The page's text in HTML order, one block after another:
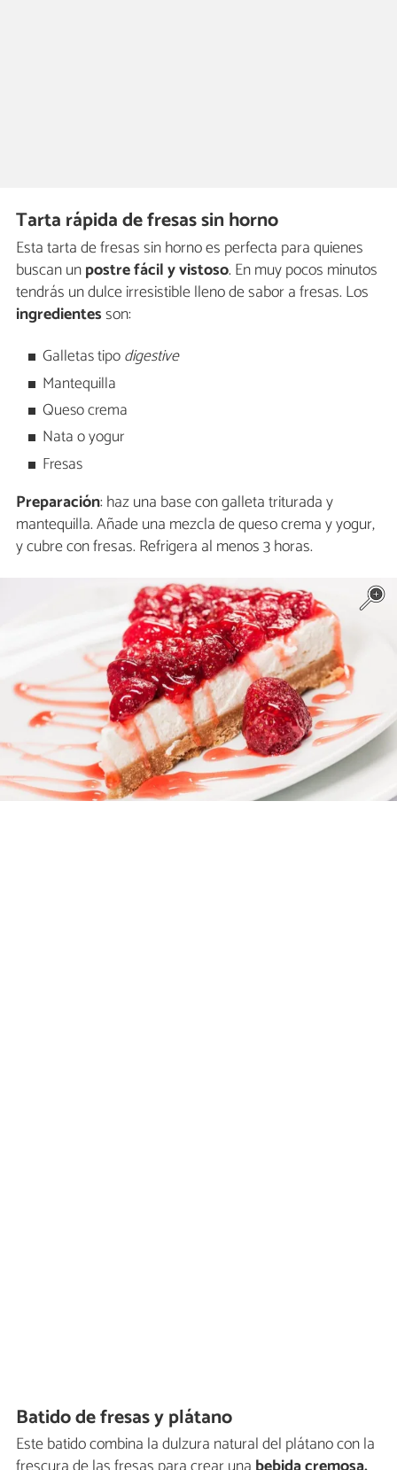
Tarta rápida de fresas sin horno
Esta tarta de fresas sin horno es perfecta para quienes
buscan unpostre fácil y vistoso. En muy pocos minutos
tendrás un dulce irresistible lleno de sabor a fresas. Los
ingredientesson:
Galletas tipodigestive
Mantequilla
Queso crema
Nata o yogur
Fresas
Preparación: haz una base con galleta triturada y
mantequilla. Añade una mezcla de queso crema y yogur,
y cubre con fresas. Refrigera al menos 3 horas.
Batido de fresas y plátano
Este batido combina la dulzura natural del plátano con la